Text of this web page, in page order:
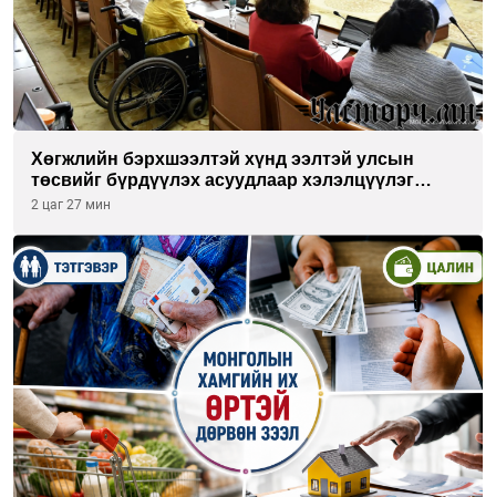
Хөгжлийн бэрхшээлтэй хүнд ээлтэй улсын
төсвийг бүрдүүлэх асуудлаар хэлэлцүүлэг
өрнүүлж байна
2 цаг 27 мин